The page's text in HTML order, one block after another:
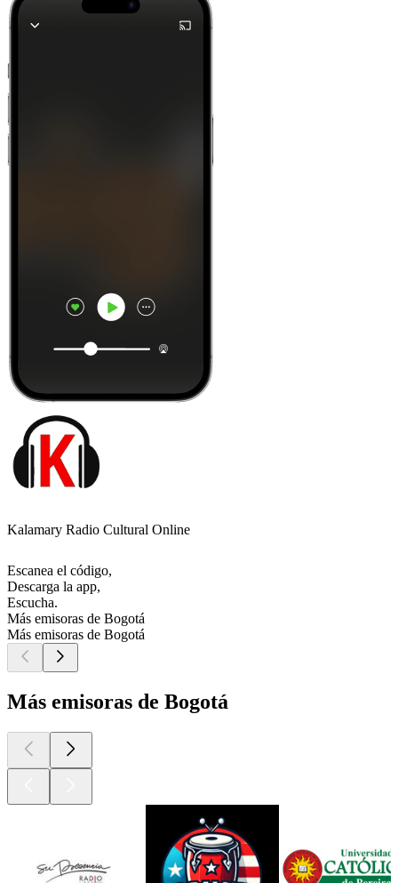
Kalamary Radio Cultural Online
Escanea el código,
Descarga la app,
Escucha.
Más emisoras de Bogotá
Más emisoras de Bogotá
Más emisoras de Bogotá